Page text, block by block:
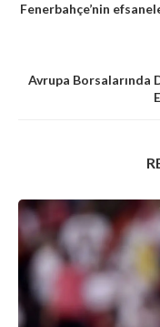
Fenerbahçe’nin
Avrupa Borsalarında